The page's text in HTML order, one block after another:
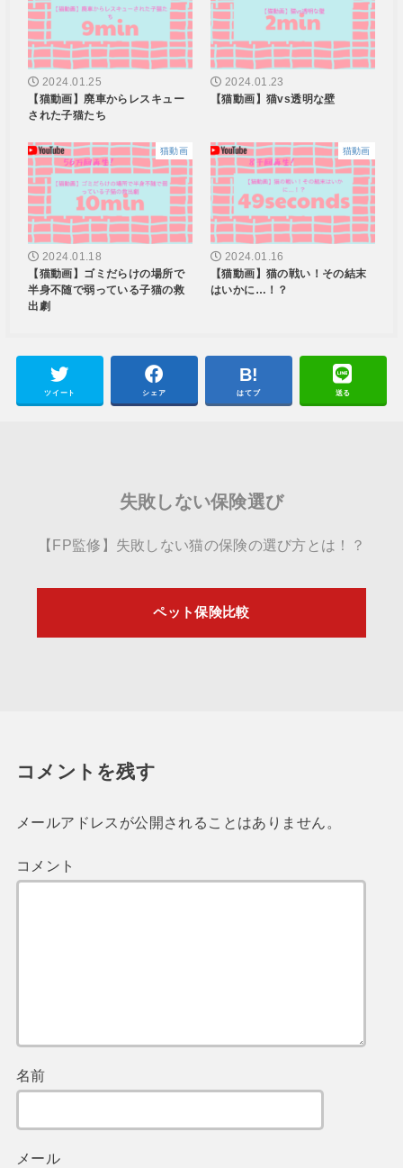
2024.01.25
【猫動画】廃車からレスキュー
された子猫たち
2024.01.23
【猫動画】猫vs透明な壁
猫動画
2024.01.18
【猫動画】ゴミだらけの場所で
半身不随で弱っている子猫の救
出劇
猫動画
2024.01.16
【猫動画】猫の戦い！その結末
はいかに…！？
ツイート シェア はてブ 送る
失敗しない保険選び
【FP監修】失敗しない猫の保険の選び方とは！？
ペット保険比較
コメントを残す
メールアドレスが公開されることはありません。
コメント
名前
メール